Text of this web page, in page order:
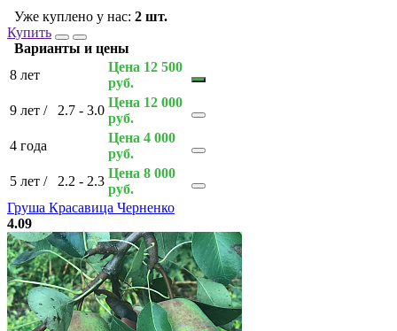
Уже куплено у нас: 2 шт.
Купить
Варианты и цены
8 лет
Цена 12 500
руб.
9 лет / 2.7 - 3.0
Цена 12 000
руб.
4 года
Цена 4 000
руб.
5 лет / 2.2 - 2.3
Цена 8 000
руб.
Груша Красавица Черненко
4.09